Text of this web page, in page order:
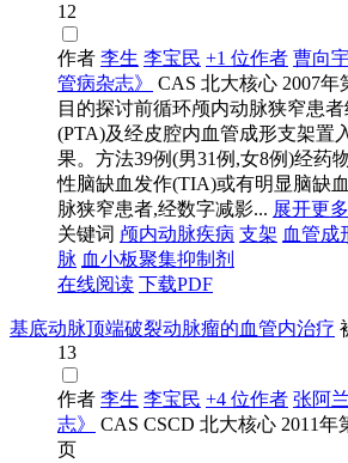
12
作者 李生 李宝民 +1 位作者 曹向
管病杂志》
CAS 北大核心 2007年
目的探讨前循环颅内动脉狭窄患
(PTA)及经皮腔内血管成形支架置
果。方法39例(男31例,女8例)经药
性脑缺血发作(TIA)或有明显脑缺
脉狭窄患者,经数字减影... 展开更多
关键词 颅内动脉疾病 支架 血管成
脉 血小板聚集抑制剂
在线阅读 下载PDF
基底动脉顶端破裂动脉瘤的血管内治疗
13
作者 李生 李宝民 +4 位作者 张阿兰
志》
CAS CSCD 北大核心 2011年
页